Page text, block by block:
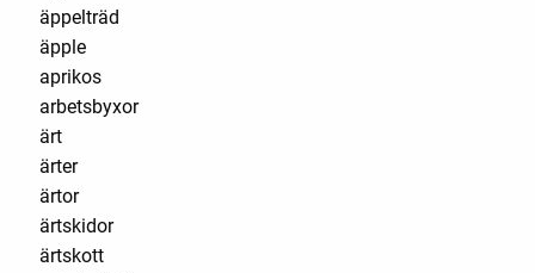
äppelträd
äpple
aprikos
arbetsbyxor
ärt
ärter
ärtor
ärtskidor
ärtskott